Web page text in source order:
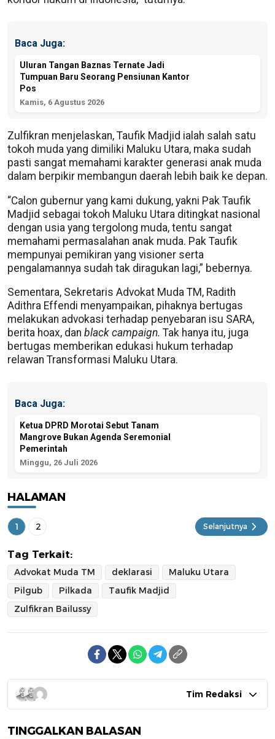
Baca Juga:
Uluran Tangan Baznas Ternate Jadi
Tumpuan Baru Seorang Pensiunan Kantor
Pos
Kamis, 6 Agustus 2026
Zulfikran menjelaskan, Taufik Madjid ialah salah satu
tokoh muda yang dimiliki Maluku Utara, maka sudah
pasti sangat memahami karakter generasi anak muda
dalam berpikir membangun daerah lebih baik ke depan.
“Calon gubernur yang kami dukung, yakni Pak Taufik
Madjid sebagai tokoh Maluku Utara ditingkat nasional
dengan usia yang tergolong muda, tentu sangat
memahami permasalahan anak muda. Pak Taufik
mempunyai pemikiran yang visioner serta
pengalamannya sudah tak diragukan lagi,” bebernya.
Sementara, Sekretaris Advokat Muda TM, Radith
Adithra Effendi menyampaikan, pihaknya bertugas
melakukan advokasi terhadap penyebaran isu SARA,
berita hoax, dan black campaign. Tak hanya itu, juga
bertugas memberikan edukasi hukum terhadap
relawan Transformasi Maluku Utara.
Baca Juga:
Ketua DPRD Morotai Sebut Tanam
Mangrove Bukan Agenda Seremonial
Pemerintah
Minggu, 26 Juli 2026
HALAMAN
1 2 Selanjutnya
Tag Terkait:
Advokat Muda TM deklarasi
Maluku Utara
Pilgub
Pilkada
Taufik Madjid
Zulfikran Bailussy
Tim Redaksi
TINGGALKAN BALASAN